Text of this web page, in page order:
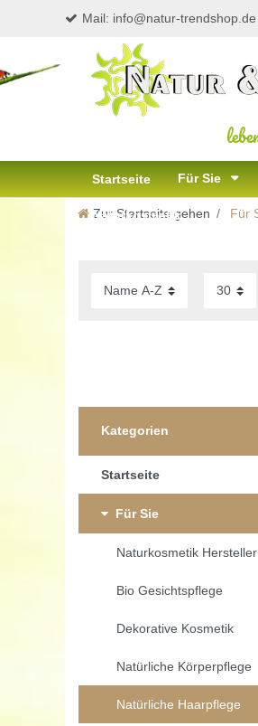
Mail: info@natur-trendshop.de
Startseite Für Sie
Naturkosmetik
Zur Startseite gehen Für
Kategorien
Startseite
Für Sie
Naturkosmetik Hersteller
Bio Gesichtspflege
Dekorative Kosmetik
Natürliche Körperpflege
Natürliche Haarpflege